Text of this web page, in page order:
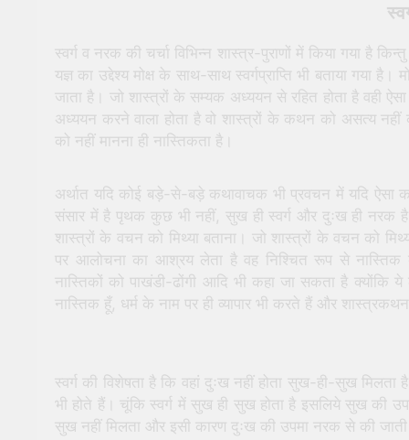
स्वर्ग व नरक की चर्चा विभिन्न शास्त्र-पुराणों में किया गया है
यज्ञ का उद्देश्य मोक्ष के साथ-साथ स्वर्गप्राप्ति भी बताया गया
जाता है। जो शास्त्रों के सम्यक अध्ययन से रहित होता है वही
अध्ययन करने वाला होता है वो शास्त्रों के कथन को असत्य नहीं
को नहीं मानना ही नास्तिकता है।
अर्थात यदि कोई बड़े-से-बड़े कथावाचक भी प्रवचन में यदि ऐसा
संसार में है पृथक कुछ भी नहीं, सुख ही स्वर्ग और दुःख ही नरक है
शास्त्रों के वचन को मिथ्या बताना। जो शास्त्रों के वचन को
पर आलोचना का आश्रय लेता है वह निश्चित रूप से नास्तिक
नास्तिकों को पाखंडी-ढोंगी आदि भी कहा जा सकता है क्योंकि
नास्तिक हूँ, धर्म के नाम पर ही व्यापार भी करते हैं और
स्वर्ग की विशेषता है कि वहां दुःख नहीं होता सुख-ही-सुख मिलता
भी होते हैं। चूंकि स्वर्ग में सुख ही सुख होता है इसलिये सुख की
सुख नहीं मिलता और इसी कारण दुःख की उपमा नरक से की जाती